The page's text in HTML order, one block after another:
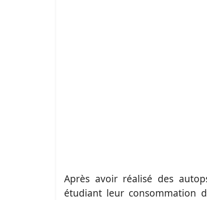
Après avoir réalisé des
étudiant leur consommation